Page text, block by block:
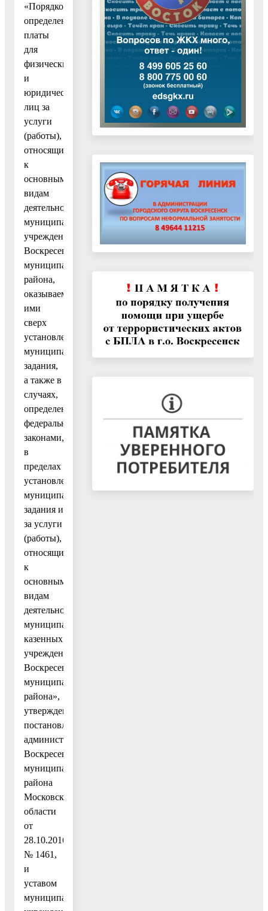
«Порядком
определения
платы
для
физических
и
юридических
лиц за
услуги
(работы),
относящиеся
к
основным
видам
деятельности
муниципальных
учреждений
Воскресенского
муниципального
района,
оказываемые
ими
сверх
установленного
муниципального
задания,
а также в
случаях,
определенных
федеральными
законами,
в
пределах
установленного
муниципального
задания и
за услуги
(работы),
относящиеся
к
основным
видам
деятельности
муниципальных
казенных
учреждений
Воскресенского
муниципального
района»,
утвержденным
постановлением
администрации
Воскресенского
муниципального
района
Московской
области
от
28.10.2016
№ 1461,
и
уставом
муниципального